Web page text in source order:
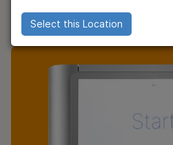
お気に入りの分野を選択
製品とサービス
ご購入
NovaSeq X Plusシステムのシ
ンプルスループットおよび仕様
Select this Location